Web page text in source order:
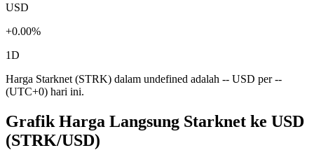
USD
+0.00%
1D
Harga Starknet (STRK) dalam undefined adalah -- USD per --
(UTC+0) hari ini.
Grafik Harga Langsung Starknet ke USD
(STRK/USD)